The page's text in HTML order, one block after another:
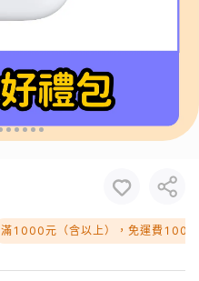
滿1000元（含以上），免運費100元